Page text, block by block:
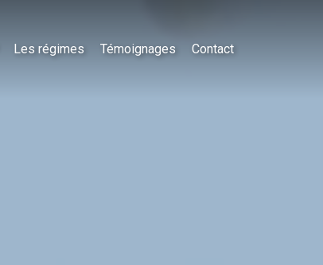
Les régimes Témoignages Contact